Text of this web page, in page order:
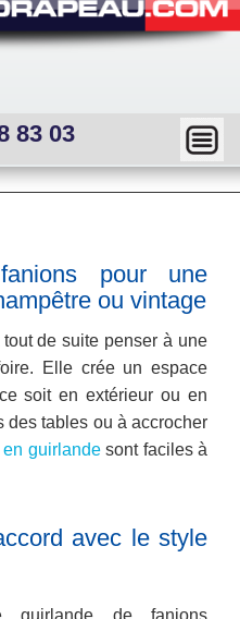
83 03
Ma
squ
Mai
me
nu
pour une
ou vintage
de suite penser à une
Elle crée un espace
soit en extérieur ou en
des tables ou à accrocher
en guirlandesont faciles à
avec le style
guirlande de fanions